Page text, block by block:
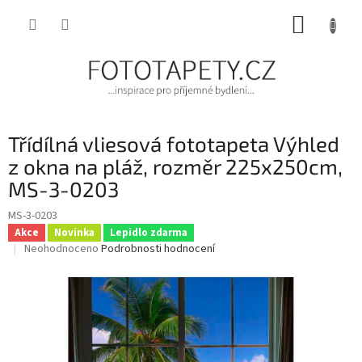
Třídílná vliesová fototapeta Výhled
z okna na pláž, rozměr 225x250cm,
MS-3-0203
MS-3-0203
Akce Novinka Lepidlo zdarma
Průměrné
hvězdiček.
Neohodnoceno Podrobnosti hodnocení